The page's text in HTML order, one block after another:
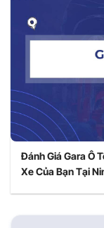
Đánh Giá Gara Ô
Xe Của Bạn Tại